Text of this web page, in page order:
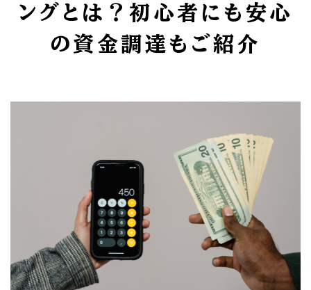
ングとは？初心者にも安心
の資金調達もご紹介